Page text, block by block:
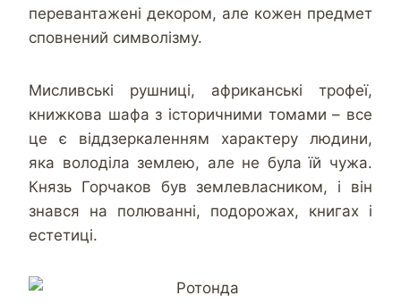
перевантажені декором, але кожен предмет
сповнений символізму.
Мисливські рушниці, африканські трофеї,
книжкова шафа з історичними томами – все
це є віддзеркаленням характеру людини,
яка володіла землею, але не була їй чужа.
Князь Горчаков був землевласником, і він
знався на полюванні, подорожах, книгах і
естетиці.